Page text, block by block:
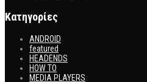
Kατηγορίες
ANDROID
featured
HEADENDS
HOW TO
MEDIA PLAYERS